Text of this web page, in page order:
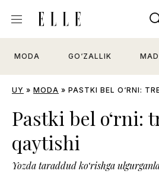
MODA GO‘ZALLIK
UY » MODA » PASTKI BEL O‘RNI:
Pastki bel o‘rni:
qaytishi
Yozda taraddud ko‘rishga